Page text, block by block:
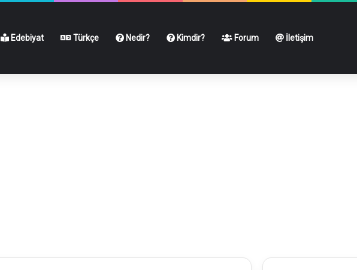
Edebiyat Türkçe Nedir? Kimdir? Forum İletişim